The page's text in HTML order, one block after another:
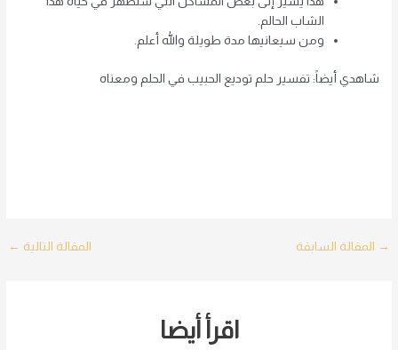
الشاب الحالم.
ومن سيعانيها مدة طويلة والله أعلم.
شاهدي أيضاً: تفسير حلم توديع الحبيب في الحلم ومعناه
Post
→ المقالة السابقة المقالة التالية ←
اقرأ أيضا